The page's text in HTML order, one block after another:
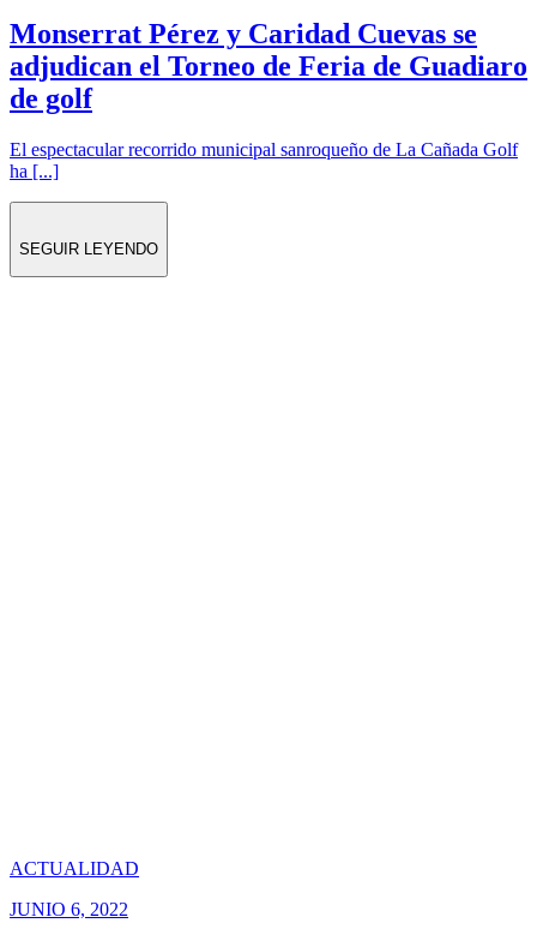
Monserrat Pérez y Caridad Cuevas se
adjudican el Torneo de Feria de Guadiaro
de golf
El espectacular recorrido municipal sanroqueño de La Cañada Golf
ha [...]
SEGUIR LEYENDO
ACTUALIDAD
JUNIO 6, 2022